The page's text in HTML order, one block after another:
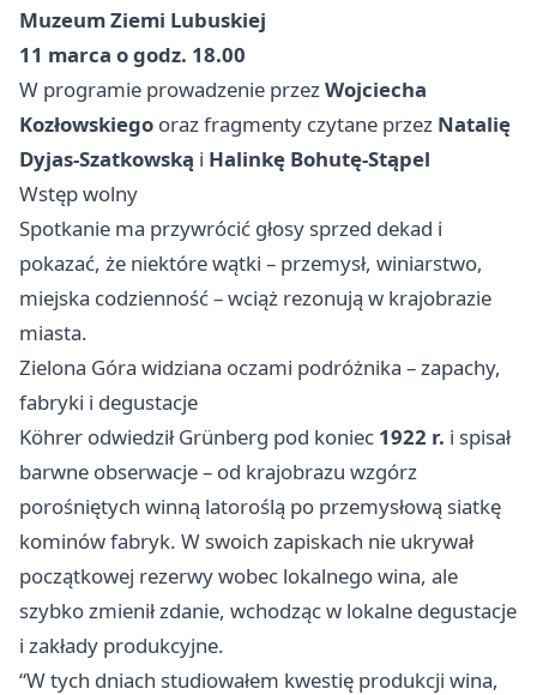
Muzeum Ziemi Lubuskiej
11 marca o godz. 18.00
W programie prowadzenie przez Wojciecha
Kozłowskiego oraz fragmenty czytane przez Natalię
Dyjas-Szatkowską i Halinkę Bohutę-Stąpel
Wstęp wolny
Spotkanie ma przywrócić głosy sprzed dekad i
pokazać, że niektóre wątki – przemysł, winiarstwo,
miejska codzienność – wciąż rezonują w krajobrazie
miasta.
Zielona Góra widziana oczami podróżnika – zapachy,
fabryki i degustacje
Köhrer odwiedził Grünberg pod koniec 1922 r. i spisał
barwne obserwacje – od krajobrazu wzgórz
porośniętych winną latoroślą po przemysłową siatkę
kominów fabryk. W swoich zapiskach nie ukrywał
początkowej rezerwy wobec lokalnego wina, ale
szybko zmienił zdanie, wchodząc w lokalne degustacje
i zakłady produkcyjne.
“W tych dniach studiowałem kwestię produkcji wina,